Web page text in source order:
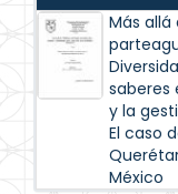
Más allá
saberes
y la
El caso
México